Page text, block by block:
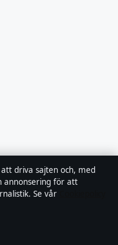
driva sajten och, med
annonsering för att
Se vår